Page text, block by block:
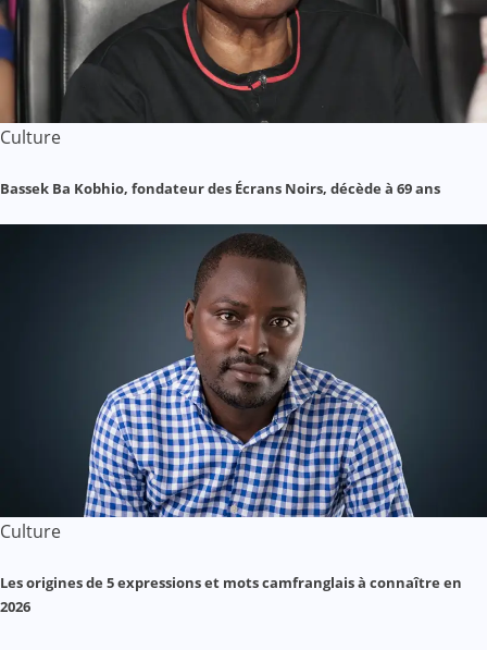
Culture
Bassek Ba Kobhio, fondateur des Écrans Noirs, décède à 69 ans
Culture
Les origines de 5 expressions et mots camfranglais à connaître en
2026